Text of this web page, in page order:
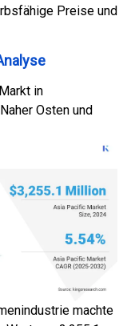
Preise und
in
Osten und
machte